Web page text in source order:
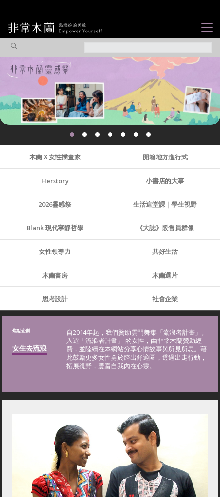
焦點企劃
社會企業
木蘭Ｘ女性插畫家 開箱地方進行式
Herstory 小書店的大事
2026靈感祭 生活這堂課｜學生視野
Blank 現代寧靜哲學 《大誌》販售員群像
女性領導力 共好生活
木蘭書房 木蘭選片
思考設計 社會企業
焦點企劃
女生去流浪
自2014年起，我們贊助雲門舞集「流浪者計畫」。
入選「流浪者計畫」 的女性，由非常木蘭贊助經
費，並陸續在本網站分享心情故事與所見所思。藉
此鼓勵更多女性勇於跨出舒適圈，透過出走行動，
拓展視野，豐富自我內在心靈。